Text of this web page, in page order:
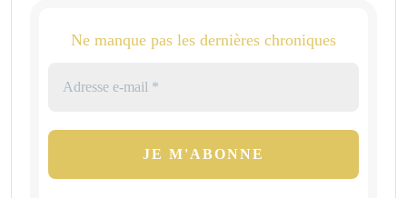
Ne manque pas les dernières chroniques